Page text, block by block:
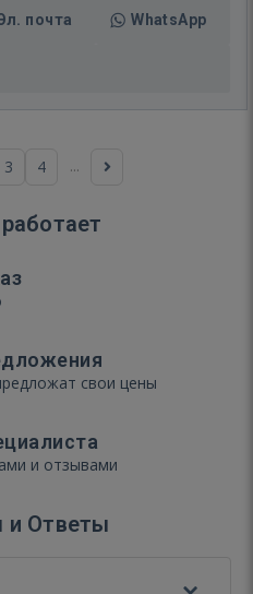
почта WhatsApp
3 4 ...
свои цены
и отзывами
и Ответы